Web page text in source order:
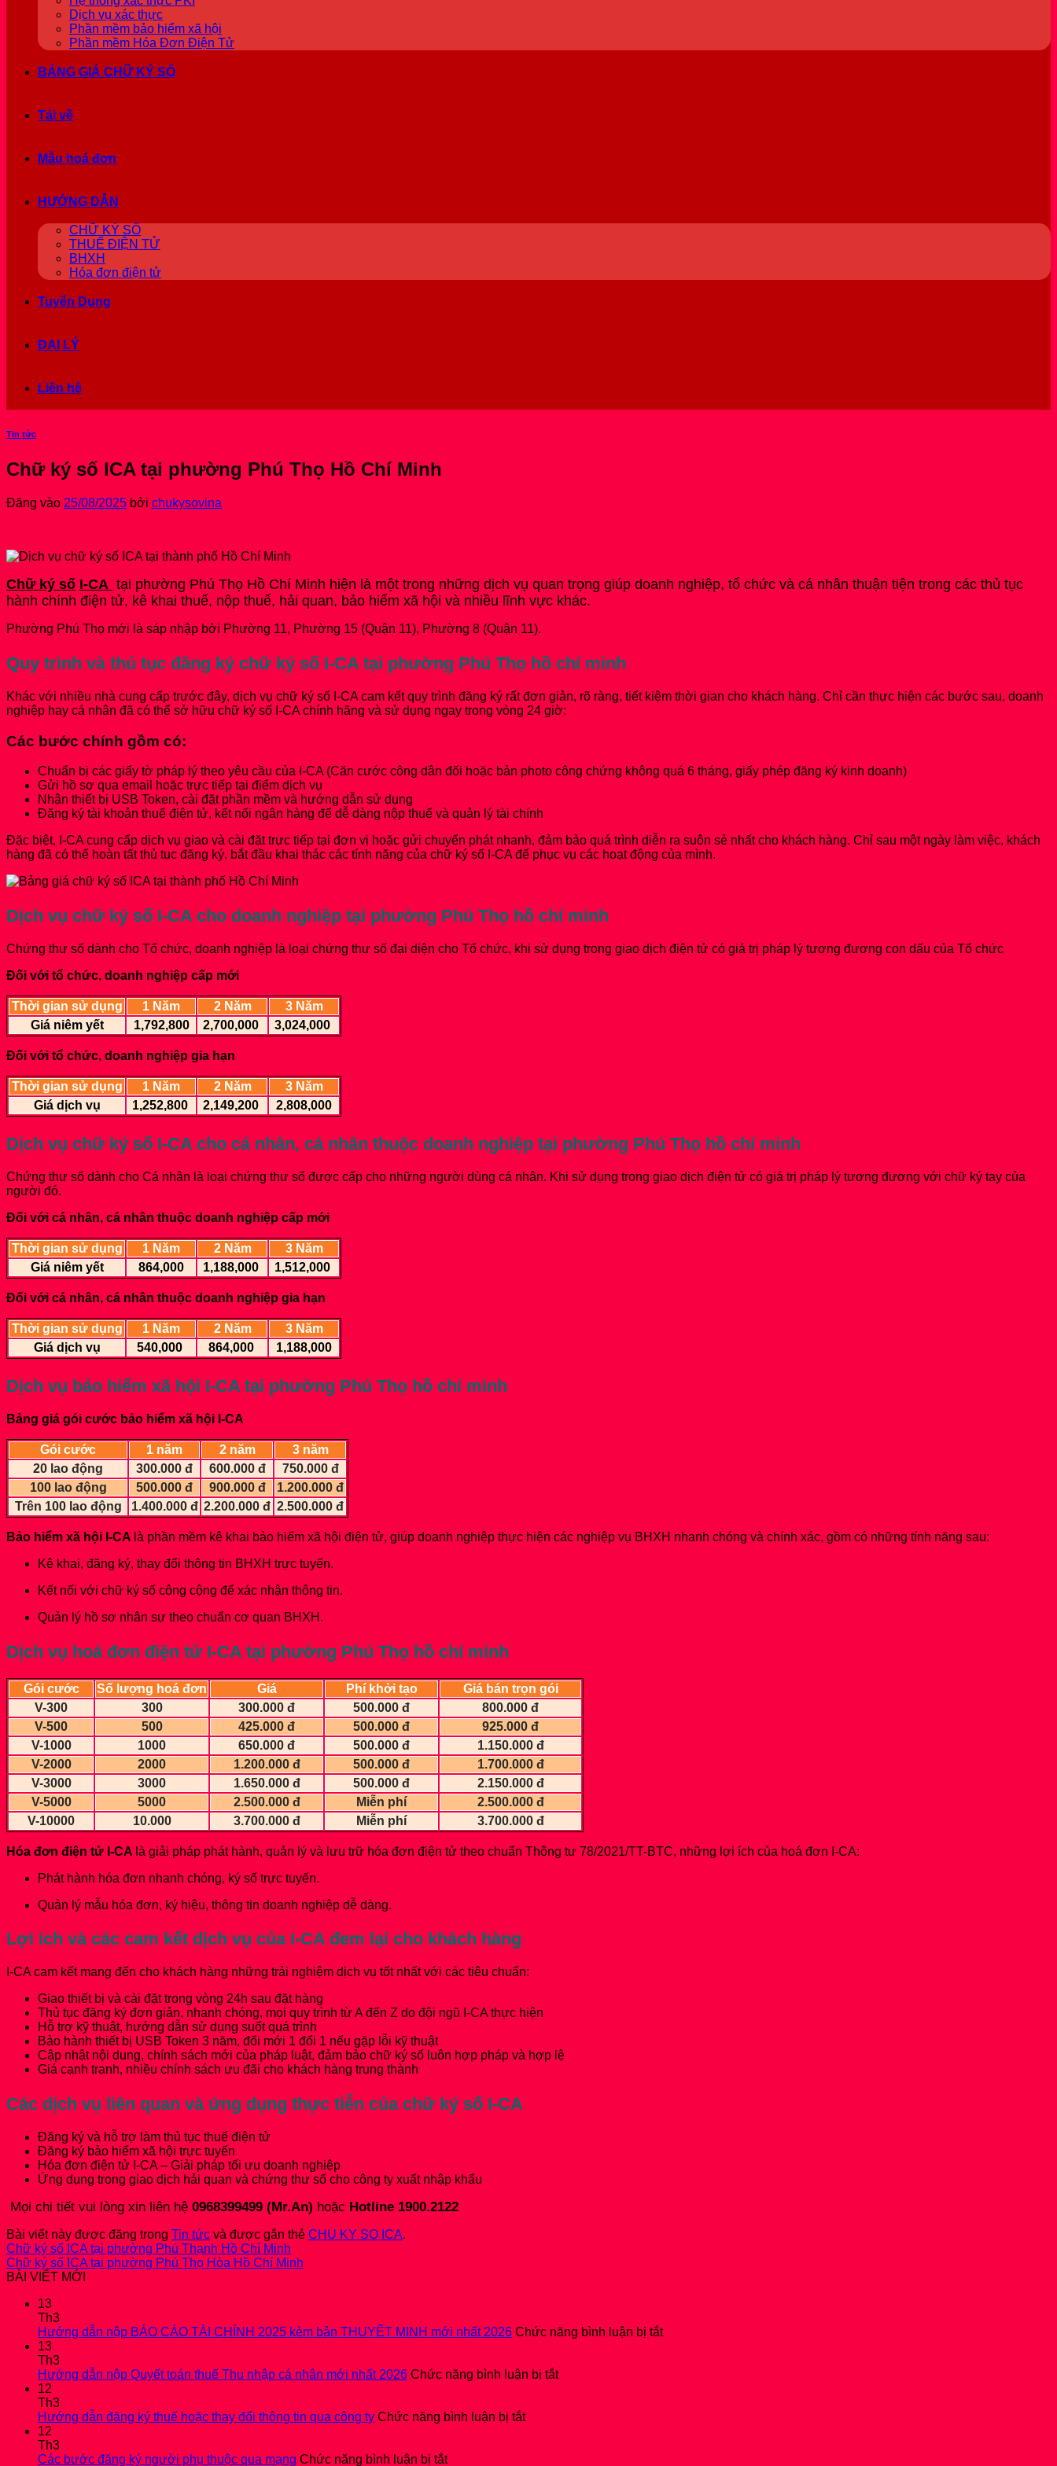
Dịch vụ xác thực
Phần mềm bảo hiểm xã hội
Phần mềm Hóa Đơn Điện Tử
BẢNG GIÁ CHỮ KÝ SỐ
Tải về
Mẫu hoá đơn
HƯỚNG DẪN
CHỮ KÝ SỐ
THUẾ ĐIỆN TỬ
BHXH
Hóa đơn điện tử
Tuyển Dụng
ĐẠI LÝ
Liên hệ
Tin tức
Chữ ký số ICA tại phường Phú Thọ Hồ Chí Minh
Đăng vào 25/08/2025 bởi chukysovina
Chữ ký số I-CA tại phường Phú Thọ Hồ Chí Minh hiện là một trong những dịch vụ quan trọng giúp doanh nghiệp, tổ chức và cá nhân thuận tiện trong các thủ tục
hành chính điện tử, kê khai thuế, nộp thuế, hải quan, bảo hiểm xã hội và nhiều lĩnh vực khác.
Phường Phú Thọ mới là sáp nhập bởi Phường 11, Phường 15 (Quận 11), Phường 8 (Quận 11).
Quy trình và thủ tục đăng ký chữ ký số I-CA tại phường Phú Thọ hồ chí minh
Khác với nhiều nhà cung cấp trước đây, dịch vụ chữ ký số I-CA cam kết quy trình đăng ký rất đơn giản, rõ ràng, tiết kiệm thời gian cho khách hàng. Chỉ cần thực hiện các bước sau, doanh
nghiệp hay cá nhân đã có thể sở hữu chữ ký số I-CA chính hãng và sử dụng ngay trong vòng 24 giờ:
Các bước chính gồm có:
Chuẩn bị các giấy tờ pháp lý theo yêu cầu của I-CA (Căn cước công dân đối hoặc bản photo công chứng không quá 6 tháng, giấy phép đăng ký kinh doanh)
Gửi hồ sơ qua email hoặc trực tiếp tại điểm dịch vụ
Nhận thiết bị USB Token, cài đặt phần mềm và hướng dẫn sử dụng
Đăng ký tài khoản thuế điện tử, kết nối ngân hàng để dễ dàng nộp thuế và quản lý tài chính
Đặc biệt, I-CA cung cấp dịch vụ giao và cài đặt trực tiếp tại đơn vị hoặc gửi chuyển phát nhanh, đảm bảo quá trình diễn ra suôn sẻ nhất cho khách hàng. Chỉ sau một ngày làm việc, khách
hàng đã có thể hoàn tất thủ tục đăng ký, bắt đầu khai thác các tính năng của chữ ký số I-CA để phục vụ các hoạt động của mình.
Dịch vụ chữ ký số I-CA cho doanh nghiệp tại phường Phú Thọ hồ chí minh
Chứng thư số dành cho Tổ chức, doanh nghiệp là loại chứng thư số đại diện cho Tổ chức, khi sử dụng trong giao dịch điện tử có giá trị pháp lý tương đương con dấu của Tổ chức
Đối với tổ chức, doanh nghiệp cấp mới
Thời gian sử dụng 1 Năm 2 Năm
3 Năm
Giá niêm yết
1,792,800 2,700,000 3,024,000
Đối với tổ chức, doanh nghiệp gia hạn
Thời gian sử dụng 1 Năm 2 Năm
3 Năm
Giá dịch vụ
1,252,800 2,149,200 2,808,000
Dịch vụ chữ ký số I-CA cho cá nhân, cá nhân thuộc doanh nghiệp tại phường Phú Thọ hồ chí minh
Chứng thư số dành cho Cá nhân là loại chứng thư số được cấp cho những người dùng cá nhân. Khi sử dụng trong giao dịch điện tử có giá trị pháp lý tương đương với chữ ký tay của
người đó.
Đối với cá nhân, cá nhân thuộc doanh nghiệp cấp mới
Thời gian sử dụng 1 Năm 2 Năm
3 Năm
Giá niêm yết
864,000 1,188,000 1,512,000
Đối với cá nhân, cá nhân thuộc doanh nghiệp gia hạn
Thời gian sử dụng 1 Năm 2 Năm
3 Năm
Giá dịch vụ
540,000 864,000 1,188,000
Dịch vụ bảo hiểm xã hội I-CA tại phường Phú Thọ hồ chí minh
Bảng giá gói cước bảo hiểm xã hội I-CA
Gói cước 1 năm 2 năm
3 năm
20 lao động
300.000 đ 600.000 đ
750.000 đ
100 lao động
500.000 đ 900.000 đ
1.200.000 đ
Trên 100 lao động
1.400.000 đ 2.200.000 đ 2.500.000 đ
Bảo hiểm xã hội I-CA là phần mềm kê khai bảo hiểm xã hội điện tử, giúp doanh nghiệp thực hiện các nghiệp vụ BHXH nhanh chóng và chính xác, gồm có những tính năng sau:
Kê khai, đăng ký, thay đổi thông tin BHXH trực tuyến.
Kết nối với chữ ký số công cộng để xác nhận thông tin.
Quản lý hồ sơ nhân sự theo chuẩn cơ quan BHXH.
Dịch vụ hoá đơn điện tử I-CA tại phường Phú Thọ hồ chí minh
Gói cước Số lượng hoá đơn Giá Phí khởi tạo
Giá bán trọn gói
V-300
300 300.000 đ 500.000 đ
800.000 đ
V-500
500 425.000 đ 500.000 đ
925.000 đ
V-1000
1000 650.000 đ 500.000 đ
1.150.000 đ
V-2000
2000 1.200.000 đ 500.000 đ
1.700.000 đ
V-3000
3000 1.650.000 đ 500.000 đ
2.150.000 đ
V-5000
5000 2.500.000 đ Miễn phí
2.500.000 đ
V-10000
10.000 3.700.000 đ Miễn phí 3.700.000 đ
Hóa đơn điện tử I-CA là giải pháp phát hành, quản lý và lưu trữ hóa đơn điện tử theo chuẩn Thông tư 78/2021/TT-BTC, những lợi ích của hoá đơn I-CA:
Phát hành hóa đơn nhanh chóng, ký số trực tuyến.
Quản lý mẫu hóa đơn, ký hiệu, thông tin doanh nghiệp dễ dàng.
Lợi ích và các cam kết dịch vụ của I-CA đem lại cho khách hàng
I-CA cam kết mang đến cho khách hàng những trải nghiệm dịch vụ tốt nhất với các tiêu chuẩn:
Giao thiết bị và cài đặt trong vòng 24h sau đặt hàng
Thủ tục đăng ký đơn giản, nhanh chóng, mọi quy trình từ A đến Z do đội ngũ I-CA thực hiện
Hỗ trợ kỹ thuật, hướng dẫn sử dụng suốt quá trình
Bảo hành thiết bị USB Token 3 năm, đổi mới 1 đổi 1 nếu gặp lỗi kỹ thuật
Cập nhật nội dung, chính sách mới của pháp luật, đảm bảo chữ ký số luôn hợp pháp và hợp lệ
Giá cạnh tranh, nhiều chính sách ưu đãi cho khách hàng trung thành
Các dịch vụ liên quan và ứng dụng thực tiễn của chữ ký số I-CA
Đăng ký và hỗ trợ làm thủ tục thuế điện tử
Đăng ký bảo hiểm xã hội trực tuyến
Hóa đơn điện tử I-CA – Giải pháp tối ưu doanh nghiệp
Ứng dụng trong giao dịch hải quan và chứng thư số cho công ty xuất nhập khẩu
Mọi chi tiết vui lòng xin liên hệ 0968399499 (Mr.An) hoặc Hotline 1900.2122
Bài viết này được đăng trong Tin tức và được gắn thẻ CHU KY SO ICA.
Chữ ký số ICA tại phường Phú Thạnh Hồ Chí Minh
Chữ ký số ICA tại phường Phú Thọ Hòa Hồ Chí Minh
BÀI VIẾT MỚI
13
Th3
Hướng dẫn nộp BÁO CÁO TÀI CHÍNH 2025 kèm bản THUYẾT MINH mới nhất 2026 Chức năng bình luận bị tắtở
13
Th3
Hướng dẫn nộp Quyết toán thuế Thu nhập cá nhân mới nhất 2026 Chức năng bình luận bị tắtở
12
Th3
Hướng dẫn đăng ký thuế hoặc thay đổi thông tin qua công ty Chức năng bình luận bị tắtở
12
Th3
Các bước đăng ký người phụ thuộc qua mạng Chức năng bình luận bị tắtở